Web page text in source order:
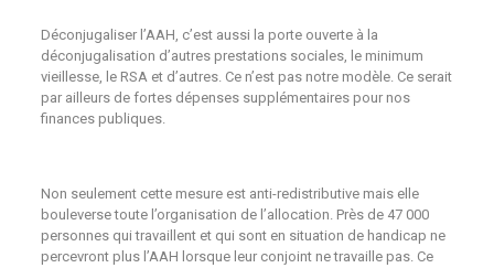
Déconjugaliser l’AAH, c’est aussi la porte ouverte à la
déconjugalisation d’autres prestations sociales, le minimum
vieillesse, le RSA et d’autres. Ce n’est pas notre modèle. Ce serait
par ailleurs de fortes dépenses supplémentaires pour nos
finances publiques.
Non seulement cette mesure est anti-redistributive mais elle
bouleverse toute l’organisation de l’allocation. Près de 47 000
personnes qui travaillent et qui sont en situation de handicap ne
percevront plus l’AAH lorsque leur conjoint ne travaille pas. Ce